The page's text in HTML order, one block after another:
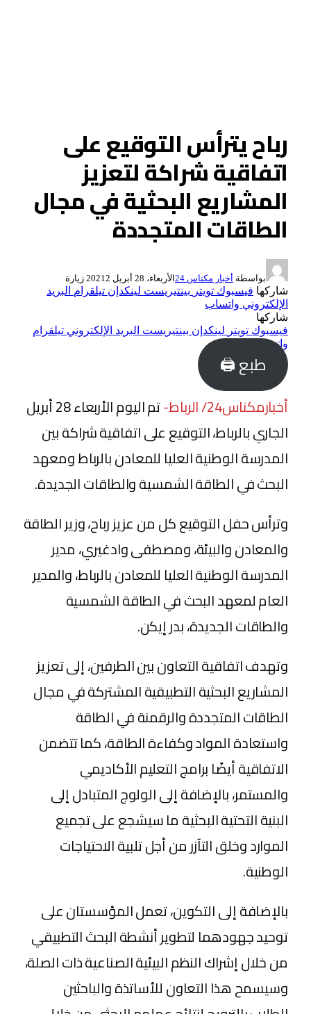
رباح يترأس التوقيع على
اتفاقية شراكة لتعزيز
المشاريع البحثية في مجال
الطاقات المتجددة
بواسطة أخبار مكناس 24 الأربعاء، 28 أبريل 2021 2 زيارة
شاركها فيسبوك تويتر بينتيريست لينكدإن تيلقرام البريد
الإلكتروني واتساب
شاركها
فيسبوك تويتر لينكدإن بينتيريست البريد الإلكتروني تيلقرام
واتساب
طبع 🖨
أخبارمكناس24/ الرباط-
تم اليوم الأربعاء 28 أبريل
الجاري بالرباط، التوقيع على اتفاقية شراكة بين
المدرسة الوطنية العليا للمعادن بالرباط ومعهد
البحث في الطاقة الشمسية والطاقات الجديدة.
وترأس حفل التوقيع كل من عزيز رباح، وزير الطاقة
والمعادن والبيئة، ومصطفى وادغيري، مدير
المدرسة الوطنية العليا للمعادن بالرباط، والمدير
العام لمعهد البحث في الطاقة الشمسية
والطاقات الجديدة، بدر إيكن.
وتهدف اتفاقية التعاون بين الطرفين، إلى تعزيز
المشاريع البحثية التطبيقية المشتركة في مجال
الطاقات المتجددة والرقمنة في الطاقة
واستعادة المواد وكفاءة الطاقة، كما تتضمن
الاتفاقية أيضًا برامج التعليم الأكاديمي
والمستمر، بالإضافة إلى الولوج المتبادل إلى
البنية التحتية البحثية ما سيشجع على تجميع
الموارد وخلق التآزر من أجل تلبية الاحتياجات
الوطنية.
بالإضافة إلى التكوين، تعمل المؤسستان على
توحيد جهودهما لتطوير أنشطة البحث التطبيقي
من خلال إشراك النظم البيئية الصناعية ذات الصلة،
وسيسمح هذا التعاون للأساتذة والباحثين